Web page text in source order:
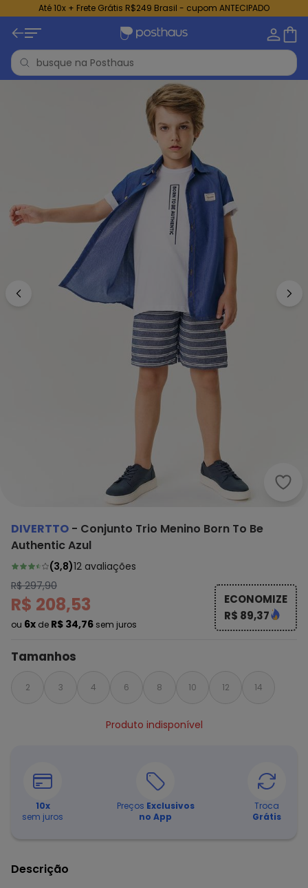
Até 10x + Frete Grátis R$249 Brasil - cupom ANTECIPADO
DIVERTTO - Conjunto Trio Menino Born To Be
Authentic Azul
(3,8)12 avaliações
R$ 297,90
R$ 208,53
ou 6x de R$ 34,76 sem juros
ECONOMIZE
R$ 89,37
Tamanhos
2 3 4 6 8 10 12 14
Produto indisponível
10x
sem juros
Preços Exclusivos
no App
Troca
Grátis
Descrição